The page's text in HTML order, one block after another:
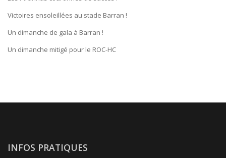
Victoires ensoleillées au stade Barran !
Un dimanche de gala à Barran !
Un dimanche mitigé pour le ROC-HC
INFOS PRATIQUES